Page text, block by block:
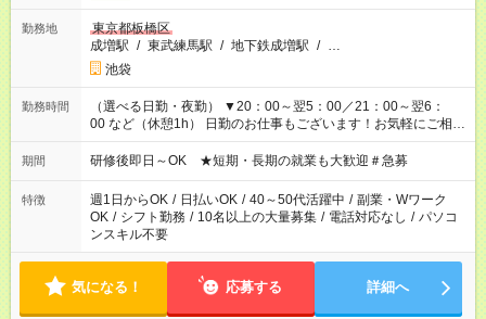
勤務地
東京都板橋区
成増駅 / 東武練馬駅 / 地下鉄成増駅 / …
池袋
勤務時間
（選べる日勤・夜勤） ▼20：00～翌5：00／21：00～翌6：
00 など（休憩1h） 日勤のお仕事もございます！お気軽にご相談
ください！
期間 研修後即日～OK ★短期・長期の就業も大歓迎＃急募
特徴 週1日からOK / 日払いOK / 40～50代活躍中 / 副業・Wワーク
OK / シフト勤務 / 10名以上の大量募集 / 電話対応なし / パソコ
ンスキル不要
気になる！ 応募する 詳細へ